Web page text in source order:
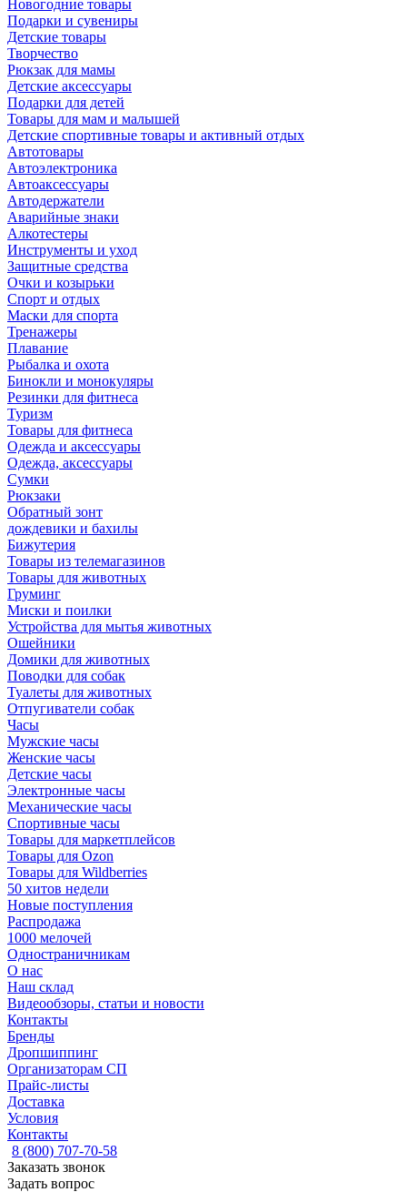
Новогодние товары
Подарки и сувениры
Детские товары
Творчество
Рюкзак для мамы
Детские аксессуары
Подарки для детей
Товары для мам и малышей
Детские спортивные товары и активный отдых
Автотовары
Автоэлектроника
Автоаксессуары
Автодержатели
Аварийные знаки
Алкотестеры
Инструменты и уход
Защитные средства
Очки и козырьки
Спорт и отдых
Маски для спорта
Тренажеры
Плавание
Рыбалка и охота
Бинокли и монокуляры
Резинки для фитнеса
Туризм
Товары для фитнеса
Одежда и аксессуары
Одежда, аксессуары
Сумки
Рюкзаки
Обратный зонт
дождевики и бахилы
Бижутерия
Товары из телемагазинов
Товары для животных
Груминг
Миски и поилки
Устройства для мытья животных
Ошейники
Домики для животных
Поводки для собак
Туалеты для животных
Отпугиватели собак
Часы
Мужские часы
Женские часы
Детские часы
Электронные часы
Механические часы
Спортивные часы
Товары для маркетплейсов
Товары для Ozon
Товары для Wildberries
50 хитов недели
Новые поступления
Распродажа
1000 мелочей
Одностраничникам
О нас
Наш склад
Видеообзоры, статьи и новости
Контакты
Бренды
Дропшиппинг
Организаторам СП
Прайс-листы
Доставка
Условия
Контакты
8 (800) 707-70-58
Заказать звонок
Задать вопрос